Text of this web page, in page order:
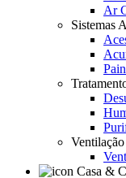
Ar
Sistemas
Ventilação